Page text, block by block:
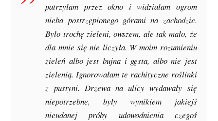
patrzyłam przez okno i widziałam ogrom
nieba postrzępionego górami na zachodzie.
Było trochę zieleni, owszem, ale tak mało, że
dla mnie się nie liczyła. W moim rozumieniu
zieleń albo jest bujna i gęsta, albo nie jest
zielenią. Ignorowałam te rachityczne roślinki
z pustyni. Drzewa na ulicy wydawały się
niepotrzebne, były wynikiem jakiejś
nieudanej próby udowodnienia czegoś